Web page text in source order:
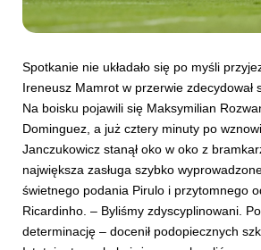
Spotkanie nie układało się po myśli
Ireneusz Mamrot w przerwie zdecydował
Na boisku pojawili się Maksymilian
Dominguez, a już cztery minuty po
Janczukowicz stanął oko w oko z
największa zasługa szybko
świetnego podania Pirulo i przytomnego
Ricardinho. – Byliśmy zdyscyplinowani.
determinację – docenił podopiecznych